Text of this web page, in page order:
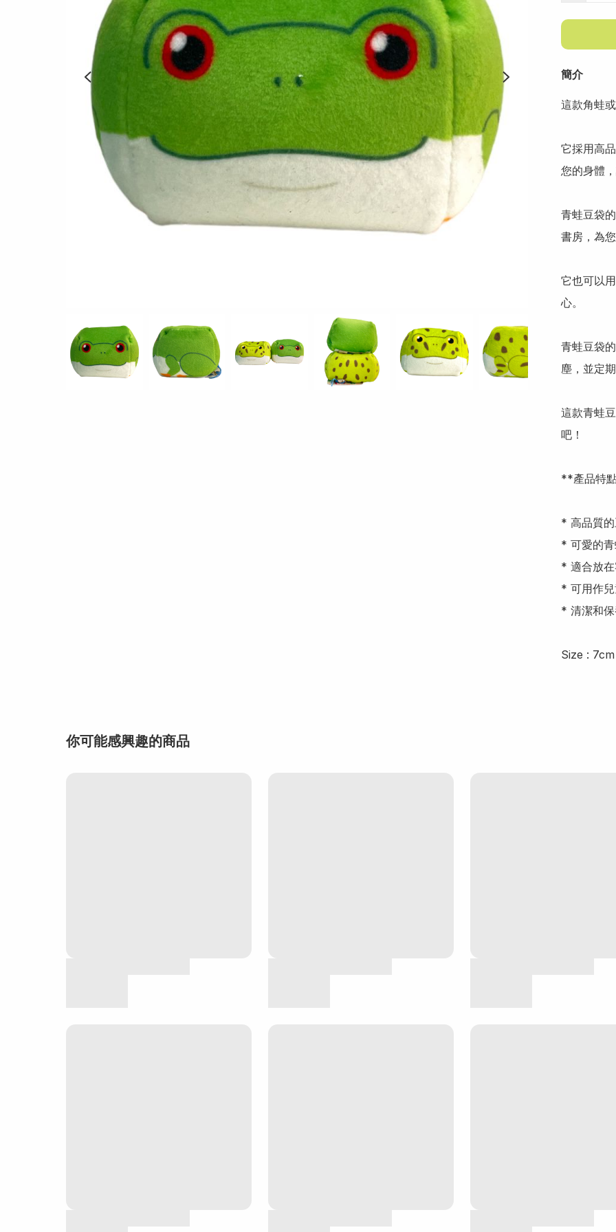
簡介
這款角蛙
它採用高
您的身體
青蛙豆袋
書房，為
它也可以
心。
青蛙豆袋
塵，並定
這款青蛙
吧！
**產品特
* 高品質
* 可愛的
* 適合放
* 可用作
* 清潔和
Size :
你可能感興趣的商品